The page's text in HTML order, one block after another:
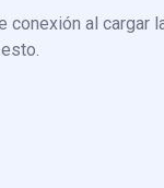
conexión al cargar